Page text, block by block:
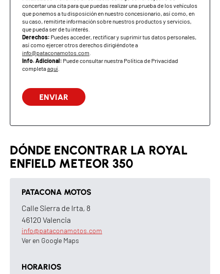
Freno trasero
Disco 270 mm, pinza
ABS Doble canal
NEUMÁTICOS Y LLANTAS
Neumático delantero
Largo 2140 mm
Ancho 845 mm
Distancia entre ejes
Altura libre al suelo
concertar una cita para que puedas realizar una prueba de los vehículos
que ponemos a tu disposición en nuestro concesionario, así como, en
su caso, remitirte información sobre nuestros productos y servicios,
que pueda ser de tu interés.
Derechos: Puedes acceder, rectificar y suprimir tus datos personales,
así como ejercer otros derechos dirigiéndote a
info@pataconamotos.com
Info. Adicional: Puede consultar nuestra Política de Privacidad
completaaquí
DÓNDE ENCONTRAR LA ROYAL
ENFIELD METEOR 350
PATACONA MOTOS
Calle Sierra de Irta, 8
46120 Valencia
info@pataconamotos.com
Ver en Google Maps
HORARIOS